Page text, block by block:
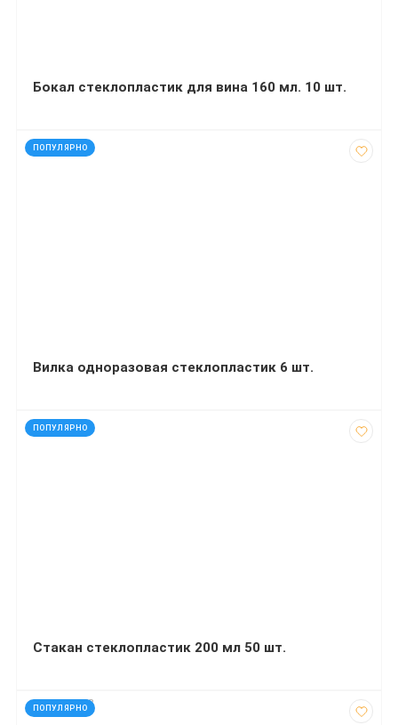
Бокал стеклопластик для вина 160 мл. 10 шт.
ПОПУЛЯРНО
код: 30031
Вилка одноразовая стеклопластик 6 шт.
ПОПУЛЯРНО
код: 30009
Стакан стеклопластик 200 мл 50 шт.
ПОПУЛЯРНО
код: 927673